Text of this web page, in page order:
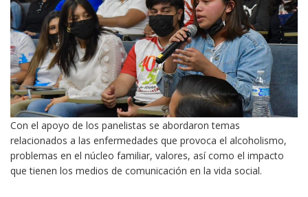
Con el apoyo de los panelistas se abordaron temas
relacionados a las enfermedades que provoca el alcoholismo,
problemas en el núcleo familiar, valores, así como el impacto
que tienen los medios de comunicación en la vida social.